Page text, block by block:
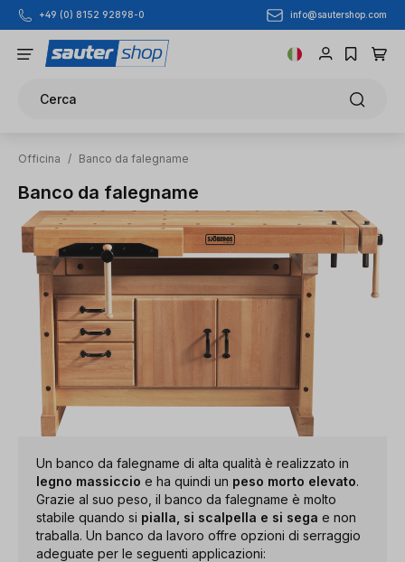
Passa al contenuto principale
+49 (0) 8152 92898-0 info@sautershop.com
Cerca
Officina / Banco da falegname
Banco da falegname
Un banco da falegname di alta qualità è realizzato in
legno massiccio e ha quindi un peso morto elevato.
Grazie al suo peso, il banco da falegname è molto
stabile quando si pialla, si scalpella e si sega e non
traballa. Un banco da lavoro offre opzioni di serraggio
adeguate per le seguenti applicazioni: